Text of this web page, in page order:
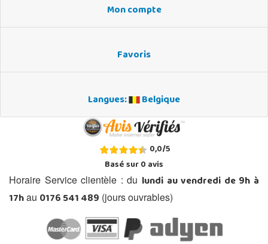
Mon compte
Favoris
Langues: Belgique
0,0/5
Basé sur0avis
Horaire Service clientèle : du lundi au vendredi de 9h à
17hau 0176 541 489 (jours ouvrables)